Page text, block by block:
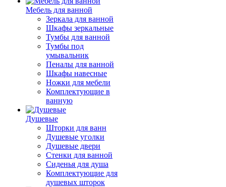
Мебель для ванной
Зеркала для ванной
Шкафы зеркальные
Тумбы для ванной
Тумбы под
умывальник
Пеналы для ванной
Шкафы навесные
Ножки для мебели
Комплектующие в
ванную
Душевые
Шторки для ванн
Душевые уголки
Душевые двери
Стенки для ванной
Сиденья для душа
Комплектующие для
душевых шторок